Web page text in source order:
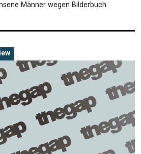
Männer wegen Bilderbuch